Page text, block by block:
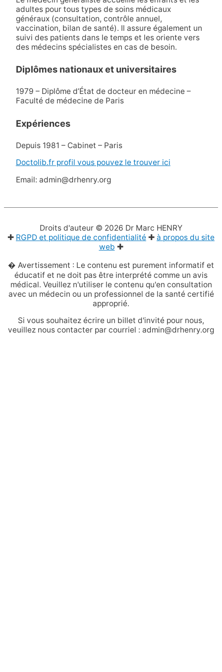
adultes pour tous types de soins médicaux
généraux (consultation, contrôle annuel,
vaccination, bilan de santé). Il assure également un
suivi des patients dans le temps et les oriente vers
des médecins spécialistes en cas de besoin.
Diplômes nationaux et universitaires
1979 – Diplôme d’État de docteur en médecine –
Faculté de médecine de Paris
Expériences
Depuis 1981 – Cabinet – Paris
Doctolib.fr profil vous pouvez le trouver ici
Email: admin@drhenry.org
Droits d'auteur © 2026 Dr Marc HENRY
✚ RGPD et politique de confidentialité ✚ à propos du site
web ✚
� Avertissement : Le contenu est purement informatif et
éducatif et ne doit pas être interprété comme un avis
médical. Veuillez n'utiliser le contenu qu'en consultation
avec un médecin ou un professionnel de la santé certifié
approprié.
Si vous souhaitez écrire un billet d'invité pour nous,
veuillez nous contacter par courriel : admin@drhenry.org